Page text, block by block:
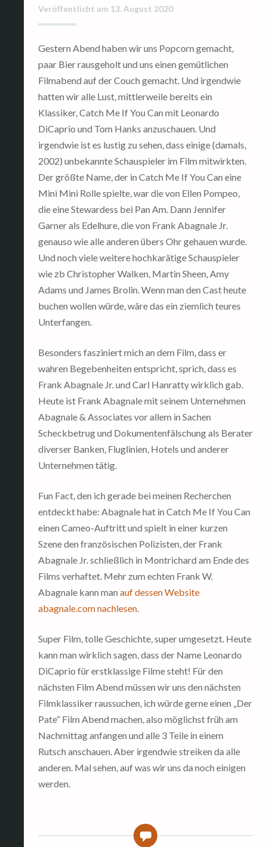
Veröffentlicht am 13. August 2020
Gestern Abend haben wir uns Popcorn gemacht,
paar Bier rausgeholt und uns einen gemütlichen
Filmabend auf der Couch gemacht. Und irgendwie
hatten wir alle Lust, mittlerweile bereits ein
Klassiker, Catch Me If You Can mit Leonardo
DiCaprio und Tom Hanks anzuschauen. Und
irgendwie ist es lustig zu sehen, dass einige (damals,
2002) unbekannte Schauspieler im Film mitwirkten.
Der größte Name, der in Catch Me If You Can eine
Mini Mini Rolle spielte, war die von Ellen Pompeo,
die eine Stewardess bei Pan Am. Dann Jennifer
Garner als Edelhure, die von Frank Abagnale Jr.
genauso wie alle anderen übers Ohr gehauen wurde.
Und noch viele weitere hochkarätige Schauspieler
wie zb Christopher Walken, Martin Sheen, Amy
Adams und James Brolin. Wenn man den Cast heute
buchen wollen würde, wäre das ein ziemlich teures
Unterfangen.
Besonders fasziniert mich an dem Film, dass er
wahren Begebenheiten entspricht, sprich, dass es
Frank Abagnale Jr. und Carl Hanratty wirklich gab.
Heute ist Frank Abagnale mit seinem Unternehmen
Abagnale & Associates vor allem in Sachen
Scheckbetrug und Dokumentenfälschung als Berater
diverser Banken, Fluglinien, Hotels und anderer
Unternehmen tätig.
Fun Fact, den ich gerade bei meinen Recherchen
entdeckt habe: Abagnale hat in Catch Me If You Can
einen Cameo-Auftritt und spielt in einer kurzen
Szene den französischen Polizisten, der Frank
Abagnale Jr. schließlich in Montrichard am Ende des
Films verhaftet. Mehr zum echten Frank W.
Abagnale kann man auf dessen Website
abagnale.com nachlesen.
Super Film, tolle Geschichte, super umgesetzt. Heute
kann man wirklich sagen, dass der Name Leonardo
DiCaprio für erstklassige Filme steht! Für den
nächsten Film Abend müssen wir uns den nächsten
Filmklassiker raussuchen, ich würde gerne einen „Der
Pate“ Film Abend machen, also möglichst früh am
Nachmittag anfangen und alle 3 Teile in einem
Rutsch anschauen. Aber irgendwie streiken da alle
anderen. Mal sehen, auf was wir uns da noch einigen
werden.
0